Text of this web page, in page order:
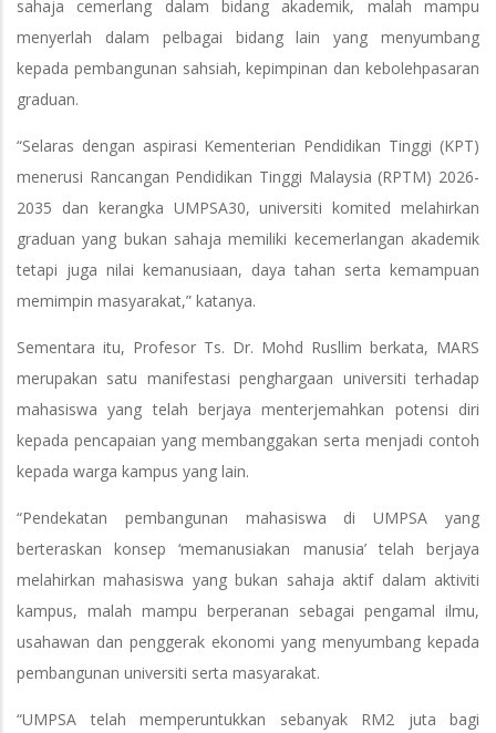
sahaja cemerlang dalam bidang akademik, malah mampu
menyerlah dalam pelbagai bidang lain yang menyumbang
kepada pembangunan sahsiah, kepimpinan dan kebolehpasaran
graduan.
“Selaras dengan aspirasi Kementerian Pendidikan Tinggi (KPT)
menerusi Rancangan Pendidikan Tinggi Malaysia (RPTM) 2026-
2035 dan kerangka UMPSA30, universiti komited melahirkan
graduan yang bukan sahaja memiliki kecemerlangan akademik
tetapi juga nilai kemanusiaan, daya tahan serta kemampuan
memimpin masyarakat,” katanya.
Sementara itu, Profesor Ts. Dr. Mohd Rusllim berkata, MARS
merupakan satu manifestasi penghargaan universiti terhadap
mahasiswa yang telah berjaya menterjemahkan potensi diri
kepada pencapaian yang membanggakan serta menjadi contoh
kepada warga kampus yang lain.
“Pendekatan pembangunan mahasiswa di UMPSA yang
berteraskan konsep ‘memanusiakan manusia’ telah berjaya
melahirkan mahasiswa yang bukan sahaja aktif dalam aktiviti
kampus, malah mampu berperanan sebagai pengamal ilmu,
usahawan dan penggerak ekonomi yang menyumbang kepada
pembangunan universiti serta masyarakat.
“UMPSA telah memperuntukkan sebanyak RM2 juta bagi